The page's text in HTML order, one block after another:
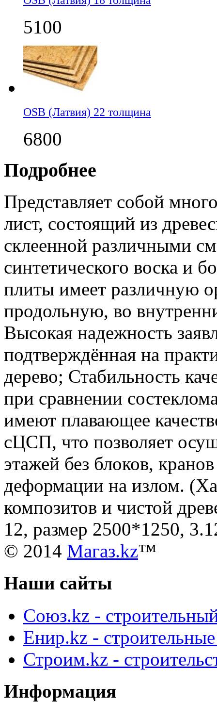
5100
OSB (Латвия) 22 толщина
6800
Подробнее
Представляет собой
лист, состоящий из
склеенной различными
синтетического воска и
плиты имеет различную
продольную, во
Высокая надежность
подтверждённая на
дерево; Стабильность
при сравнении
имеют плавающее
сЦСП, что позволяет
этажей без блоков,
деформации на излом.
композитов и чистой
12, размер 2500*1250,
© 2014 Магаз.kz™
Наши сайты
Союз.kz -
Енир.kz -
Строим.kz -
Информация